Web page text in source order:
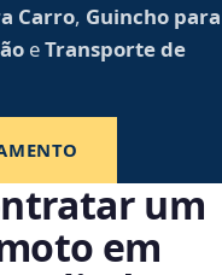
Carro, Guincho para
eTransporte de
um
em